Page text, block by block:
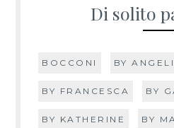
Di solito
BOCCONI BY
BY FRANCESCA BY
BY KATHERINE BY